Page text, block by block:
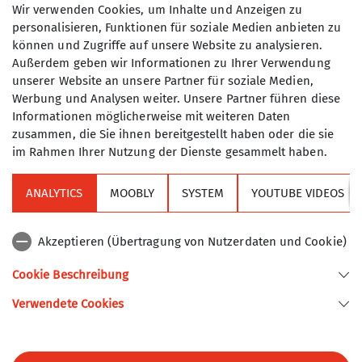
werden als Gemeinschaftstouren nach
den Regeln des Turner-Alpen-
Kränzchens durchgeführt, d.h. es sind
keine Führungstouren.
Maximale Teilnehmeranzahl
10
Alpenverein
Sektion Turner-Alpenkränzchen des Deutschen Alpenvereins e.V.
Wir verwenden Cookies, um Inhalte und Anzeigen zu
personalisieren, Funktionen für soziale Medien anbieten zu
können und Zugriffe auf unsere Website zu analysieren.
Außerdem geben wir Informationen zu Ihrer Verwendung
unserer Website an unsere Partner für soziale Medien,
Werbung und Analysen weiter. Unsere Partner führen diese
Informationen möglicherweise mit weiteren Daten
zusammen, die Sie ihnen bereitgestellt haben oder die sie
im Rahmen Ihrer Nutzung der Dienste gesammelt haben.
ANALYTICS MOOBLY SYSTEM YOUTUBE VIDEOS
Akzeptieren (Übertragung von Nutzerdaten und Cookie)
Cookie Beschreibung
Verwendete Cookies